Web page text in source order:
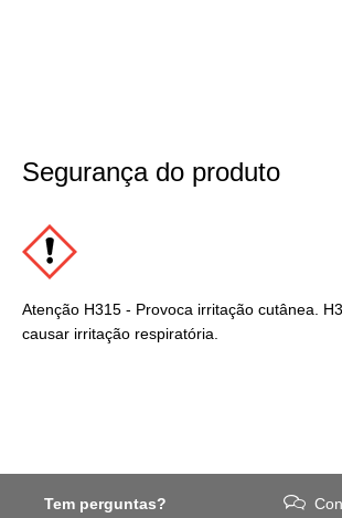
Segurança do produto
Atenção H315 - Provoca irritação cutânea.
causar irritação respiratória.
Tem perguntas?